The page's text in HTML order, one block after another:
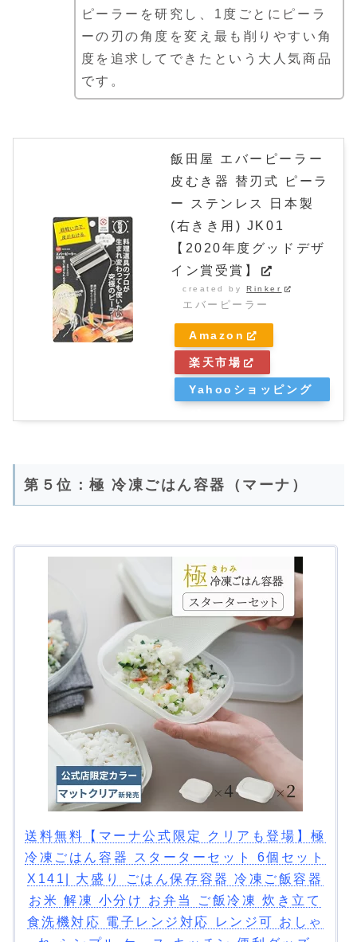
ピーラーを研究し、1度ごとにピーラ
ーの刃の角度を変え最も削りやすい角
度を追求してできたという大人気商品
です。
飯田屋 エバーピーラー
皮むき器 替刃式 ピーラ
ー ステンレス 日本製
(右きき用) JK01
【2020年度グッドデザ
イン賞受賞】
created byRinker
エバーピーラー
Amazon
楽天市場
Yahooショッピング
第５位：極 冷凍ごはん容器（マーナ）
送料無料【マーナ公式限定 クリアも登場】極
冷凍ごはん容器 スターターセット 6個セット
X141| 大盛り ごはん保存容器 冷凍ご飯容器
お米 解凍 小分け お弁当 ご飯冷凍 炊き立て
食洗機対応 電子レンジ対応 レンジ可 おしゃ